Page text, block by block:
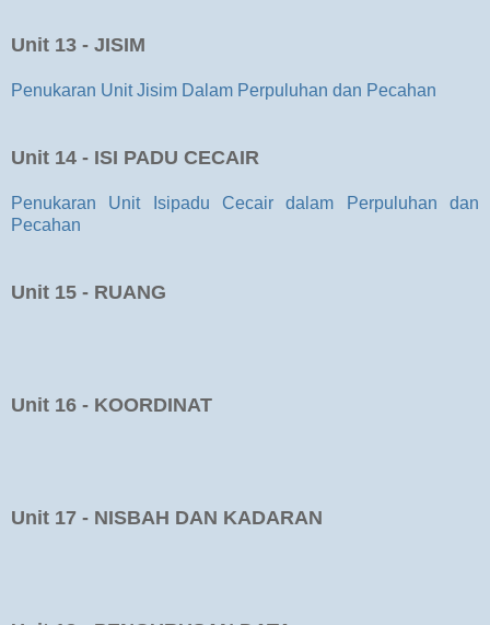
Unit 13 - JISIM
Penukaran Unit Jisim Dalam Perpuluhan dan Pecahan
Unit 14 - ISI PADU CECAIR
Penukaran Unit Isipadu Cecair dalam Perpuluhan dan
Pecahan
Unit 15 - RUANG
Unit 16 - KOORDINAT
Unit 17 - NISBAH DAN KADARAN